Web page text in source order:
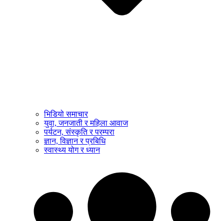
भिडियो समाचार
युवा, जनजाती र महिला आवाज
पर्यटन, संस्कृति र परम्परा
ज्ञान, विज्ञान र प्रबिधि
स्वास्थ्य योग र ध्यान